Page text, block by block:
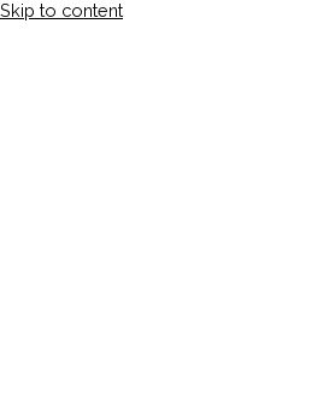
Skip to content